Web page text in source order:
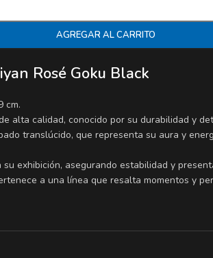
AGREGAR AL CARRITO
Rosé Goku Black
cm.
alta calidad, conocido por su durabilidad y
translúcido, que representa su aura y
su exhibición, asegurando estabilidad y
a una línea que resalta momentos y